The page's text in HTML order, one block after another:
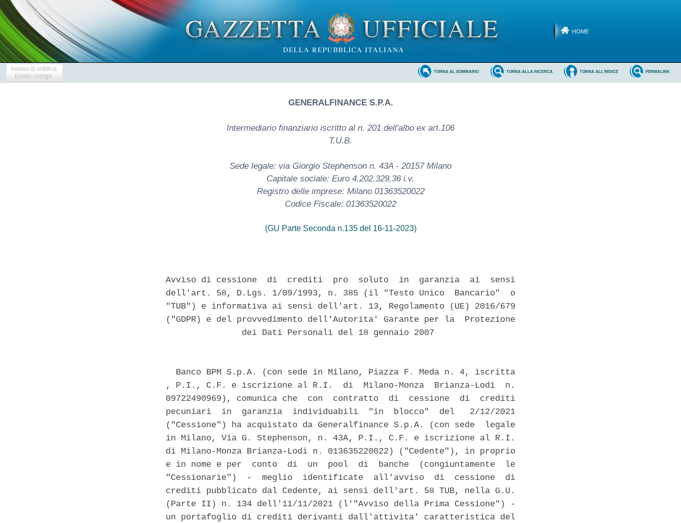
HOME
Avviso di rettifica
Errata corrige
PERMALINK
TORNA ALL'INDICE
TORNA ALLA RICERCA
TORNA AL SOMMARIO
GENERALFINANCE S.P.A.
Intermediario finanziario iscritto al n. 201 dell'albo ex art.106
T.U.B.
Sede legale: via Giorgio Stephenson n. 43A - 20157 Milano
Capitale sociale: Euro 4.202.329,36 i.v.
Registro delle imprese: Milano 01363520022
Codice Fiscale: 01363520022
(GU Parte Seconda n.135 del 16-11-2023)
Avviso di cessione  di  crediti  pro  soluto  in  garanzia  ai  sensi
dell'art. 58, D.Lgs. 1/09/1993, n. 385 (il "Testo Unico  Bancario"  o
"TUB") e informativa ai sensi dell'art. 13, Regolamento (UE) 2016/679
("GDPR) e del provvedimento dell'Autorita' Garante per la  Protezione
               dei Dati Personali del 18 gennaio 2007
  Banco BPM S.p.A. (con sede in Milano, Piazza F. Meda n. 4, iscritta
, P.I., C.F. e iscrizione al R.I.  di  Milano-Monza  Brianza-Lodi  n.
09722490969), comunica che  con  contratto  di  cessione  di  crediti
pecuniari  in  garanzia  individuabili  "in  blocco"  del   2/12/2021
("Cessione") ha acquistato da Generalfinance S.p.A. (con sede  legale
in Milano, Via G. Stephenson, n. 43A, P.I., C.F. e iscrizione al R.I.
di Milano-Monza Brianza-Lodi n. 013635220022) ("Cedente"), in proprio
e in nome e per  conto  di  un  pool  di  banche  (congiuntamente  le
"Cessionarie")  -  meglio  identificate  all'avviso  di  cessione  di
crediti pubblicato dal Cedente, ai sensi dell'art. 58 TUB, nella G.U.
(Parte II) n. 134 dell'11/11/2021 (l'"Avviso della Prima Cessione") -
un portafoglio di crediti derivanti dall'attivita' caratteristica del